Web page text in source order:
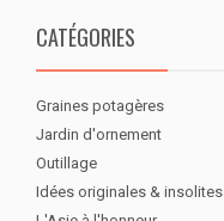
CATÉGORIES
Graines potagères
Jardin d'ornement
Outillage
Idées originales & insolites